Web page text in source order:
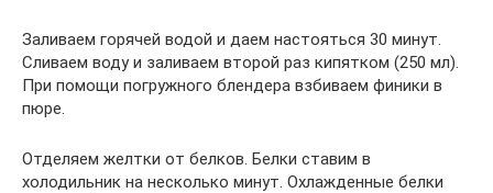
Заливаем горячей водой и даем настояться 30 минут.
Сливаем воду и заливаем второй раз кипятком (250 мл).
При помощи погружного блендера взбиваем финики в
пюре.
Отделяем желтки от белков. Белки ставим в
холодильник на несколько минут. Охлажденные белки